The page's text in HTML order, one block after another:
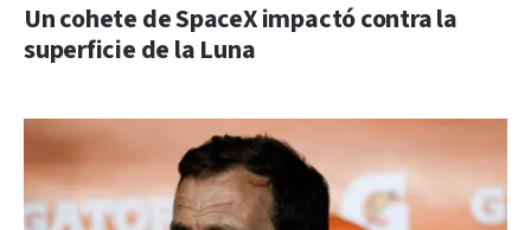
Un cohete de SpaceX impactó contra la
superficie de la Luna